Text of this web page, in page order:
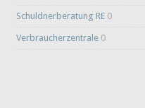
Schuldnerberatung RE 0
Verbraucherzentrale 0